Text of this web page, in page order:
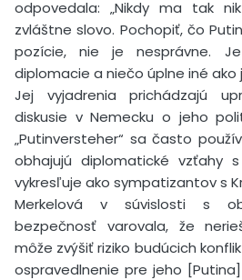
odpovedala: „Nikdy ma tak
zvláštne slovo. Pochopiť, čo
pozície, nie je nesprávne.
diplomacie a niečo úplne iné ako
Jej vyjadrenia prichádzajú
diskusie v Nemecku o jeho
„Putinversteher“ sa často
obhajujú diplomatické vzťahy
vykresľuje ako sympatizantov s
Merkelová v súvislosti s
bezpečnosť varovala, že
môže zvýšiť riziko budúcich
ospravedlnenie pre jeho